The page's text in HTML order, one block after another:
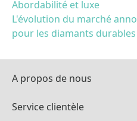
Abordabilité et luxe
L'évolution du marché
pour les diamants
A propos de nous
Service clientèle